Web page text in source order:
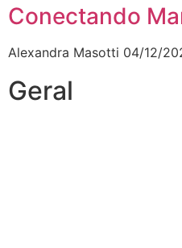
Conectando
Alexandra Masotti 04/12/
Geral